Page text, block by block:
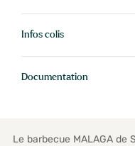
Infos colis
Documentation
Le barbecue MALAGA de